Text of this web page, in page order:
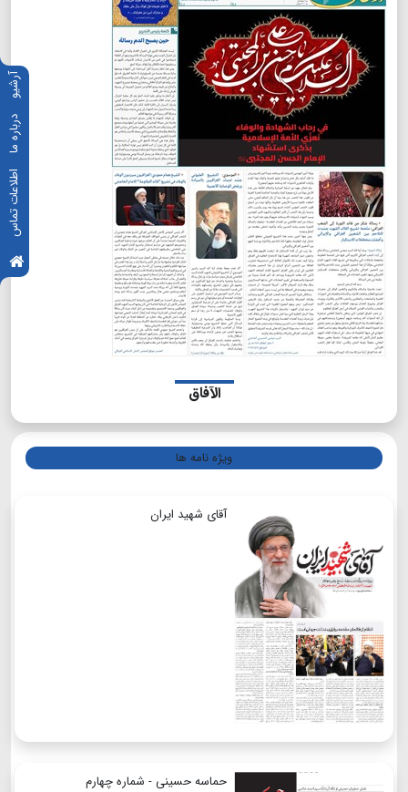
آرشیو
درباره ما
اطلاعات تماس
الآفاق
ویژه نامه ها
آقای شهید ایران
حماسه حسینی - شماره چهارم